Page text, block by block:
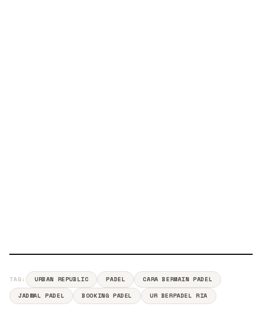
TAG: URBAN REPUBLIC PADEL
CARA BERMAIN PADEL
JADWAL PADEL
BOOKING PADEL UR BERPADEL RIA